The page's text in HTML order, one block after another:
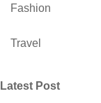
Fashion
Travel
Latest Post